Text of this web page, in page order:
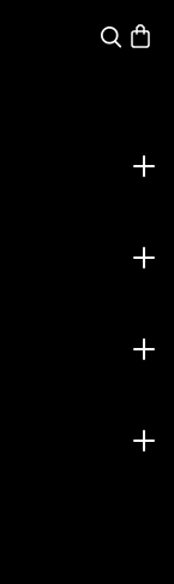
Suche